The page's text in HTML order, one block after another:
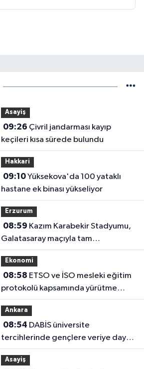
Asayiş
09:26
keçileri kısa sürede bulundu
Hakkari
09:10Yüksekova'da 100 yataklı
hastane ek binası yükseliyor
Erzurum
08:59
Galatasaray maçıyla tam
kapasiteyle kapılarını açacak
Ekonomi
08:58
protokolü kapsamında yürütme
kurulu toplandı
Ankara
08:54
tercihlerinde gençlere veriye dayalı
rehberlik sunuyor
Asayiş